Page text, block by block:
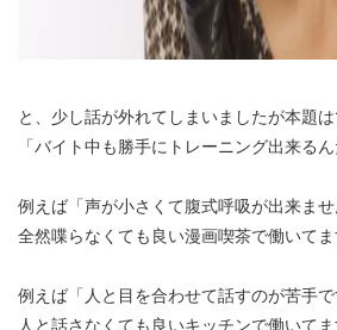
と、少し話が外れてしまいましたが本題は
「バイト中も勝手にトレーニング出来る
例えば「声が小さくて腹式呼吸が出来ませ
全然喋らなくても良い漫画喫茶で働いてま
例えば「人と目を合わせて話すのが苦手で
人と話さなくても良いキッチンで働いてま